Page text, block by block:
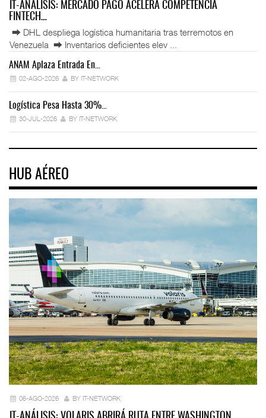
IT-ANÁLISIS: MERCADO PAGO ACELERA COMPETENCIA
FINTECH…
⮕ DHL despliega logística humanitaria tras terremotos en
Venezuela ⮕ Inventarios deficientes elev ...
ANAM Aplaza Entrada En…
02-AGO-2026 BY IT-NETWORK
Logística Pesa Hasta 30%…
30-JUL-2026 BY IT-NETWORK
HUB AÉREO
06-AGO-2026 BY IT-NETWORK